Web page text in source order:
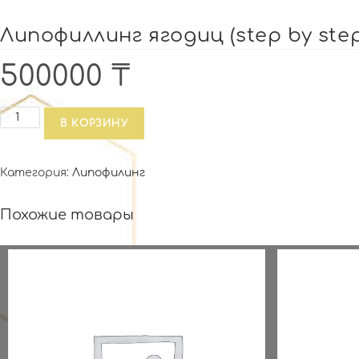
Липофиллинг ягодиц (step by
500000 ₸
Количество
ягодиц
by
В КОРЗИНУ
Категория: Липофилинг
Похожие товары